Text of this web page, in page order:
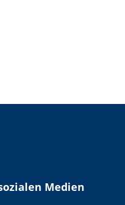
Medien